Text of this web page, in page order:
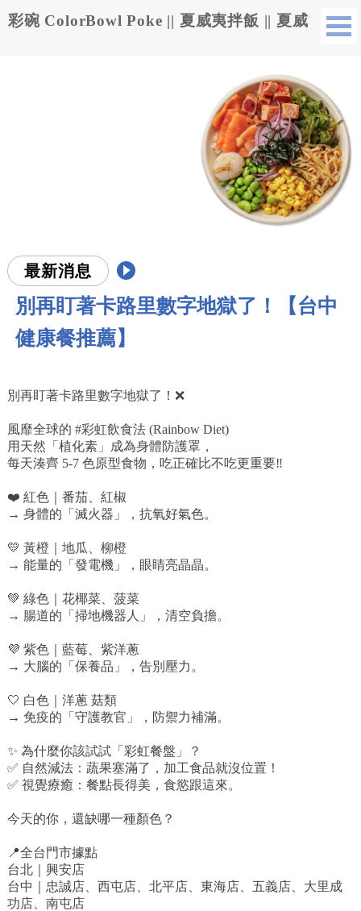
彩碗 ColorBowl Poke || 夏威夷拌飯 || 夏威
最新消息
別再盯著卡路里數字地獄了！【台中
健康餐推薦】
別再盯著卡路里數字地獄了！❌
風靡全球的 #彩虹飲食法 (Rainbow Diet)
用天然「植化素」成為身體防護罩，
每天湊齊 5-7 色原型食物，吃正確比不吃更重要‼️
❤️ 紅色｜番茄、紅椒
→ 身體的「滅火器」，抗氧好氣色。
💛 黃橙｜地瓜、柳橙
→ 能量的「發電機」，眼睛亮晶晶。
💚 綠色｜花椰菜、菠菜
→ 腸道的「掃地機器人」，清空負擔。
💜 紫色｜藍莓、紫洋蔥
→ 大腦的「保養品」，告別壓力。
🤍 白色｜洋蔥 菇類
→ 免疫的「守護教官」，防禦力補滿。
✨ 為什麼你該試試「彩虹餐盤」？
✅ 自然減法：蔬果塞滿了，加工食品就沒位置！
✅ 視覺療癒：餐點長得美，食慾跟這來。
今天的你，還缺哪一種顏色？
📍全台門市據點
台北｜興安店
台中｜忠誠店、西屯店、北平店、東海店、五義店、大里成
功店、南屯店